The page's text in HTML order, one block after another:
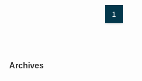
1
Archives